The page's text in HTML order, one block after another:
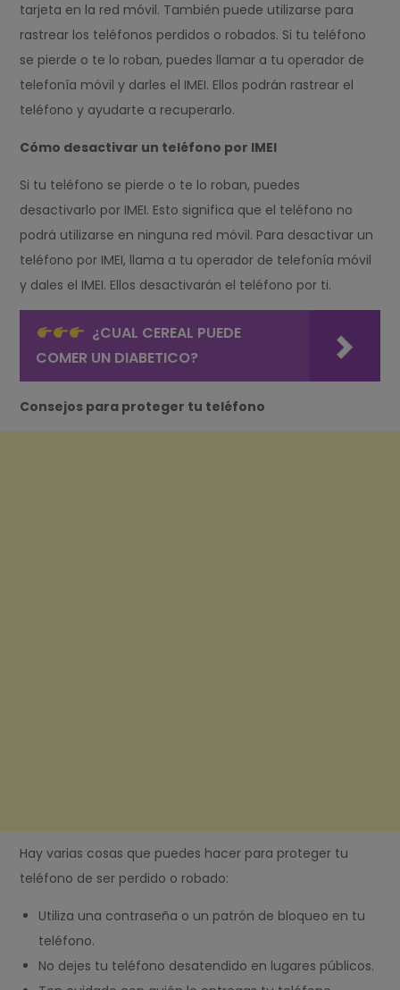
tarjeta en la red móvil. También puede utilizarse para
rastrear los teléfonos perdidos o robados. Si tu teléfono
se pierde o te lo roban, puedes llamar a tu operador de
telefonía móvil y darles el IMEI. Ellos podrán rastrear el
teléfono y ayudarte a recuperarlo.
Cómo desactivar un teléfono por IMEI
Si tu teléfono se pierde o te lo roban, puedes
desactivarlo por IMEI. Esto significa que el teléfono no
podrá utilizarse en ninguna red móvil. Para desactivar un
teléfono por IMEI, llama a tu operador de telefonía móvil
y dales el IMEI. Ellos desactivarán el teléfono por ti.
¿CUAL CEREAL PUEDE
COMER UN DIABETICO?
Consejos para proteger tu teléfono
Hay varias cosas que puedes hacer para proteger tu
teléfono de ser perdido o robado:
Utiliza una contraseña o un patrón de bloqueo en tu
teléfono.
No dejes tu teléfono desatendido en lugares públicos.